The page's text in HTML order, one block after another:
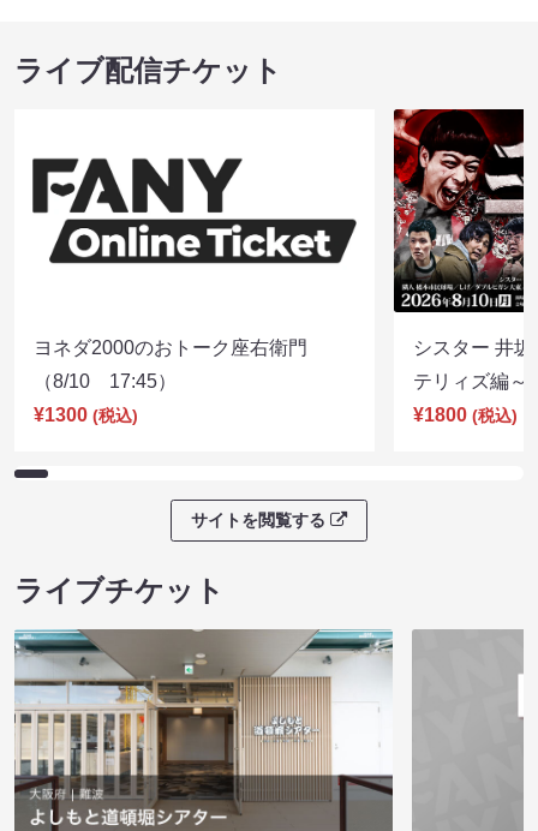
ライブ配信チケット
ヨネダ2000のおトーク座右衛門
（8/10 17:45）
¥1300 (税込)
シスター 井
テリィズ編
¥1800 (税込)
サイトを閲覧する
ライブチケット